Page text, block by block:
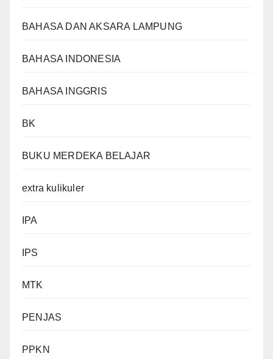
BAHASA DAN AKSARA LAMPUNG
BAHASA INDONESIA
BAHASA INGGRIS
BK
BUKU MERDEKA BELAJAR
extra kulikuler
IPA
IPS
MTK
PENJAS
PPKN